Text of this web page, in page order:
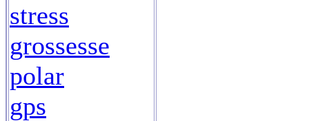
stress
grossesse
polar
gps